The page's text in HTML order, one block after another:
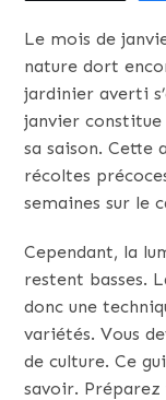
Le mois de
nature dort
jardinier averti
janvier
sa saison. Cette
récoltes
semaines sur le
Cependant, la
restent basses.
donc une
variétés. Vous
de culture. Ce
savoir.